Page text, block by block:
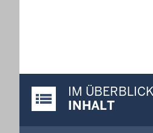
Justiz-Portal imIM ÜBERBLICK
INHALT